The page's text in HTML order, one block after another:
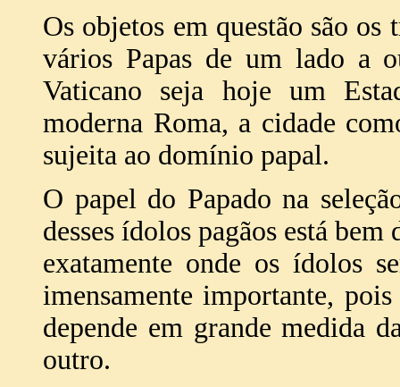
Os objetos em questão são
vários Papas de um lado a
Vaticano seja hoje um
moderna Roma, a cidade
sujeita ao domínio papal.
O papel do Papado na
desses ídolos pagãos está
exatamente onde os ídolos
imensamente importante,
depende em grande medida
outro.